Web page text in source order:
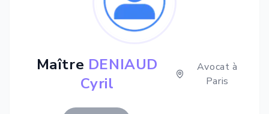
Maître DENIAUD
Cyril
Avocat à
Paris